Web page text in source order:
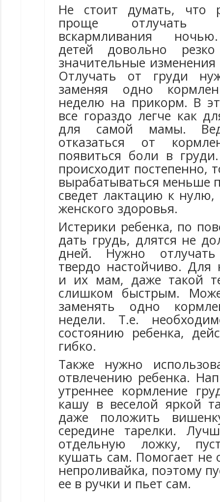
Не стоит думать, что
проще отлучать
вскармливания
детей довольно
значительные
Отлучать от груди
заменяя одно
неделю на прикорм. В
все гораздо легче как
для самой мамы.
отказаться от
появиться боли в
происходит постепенно,
вырабатываться меньше
сведет лактацию к
женского здоровья.
Истерики ребенка, по
дать грудь, длятся не
дней. Нужно
твердо настойчиво. Для
и их мам, даже такой
слишком быстрым.
заменять одно
недели. Т.е.
состоянию ребенка,
гибко.
Также нужно
отвлечению ребенка.
утреннее кормление
кашу в веселой яркой
даже положить
середине тарелки.
отдельную ложку,
кушать сам. Помогает не
непроливайка, поэтому
ее в ручки и пьет сам.